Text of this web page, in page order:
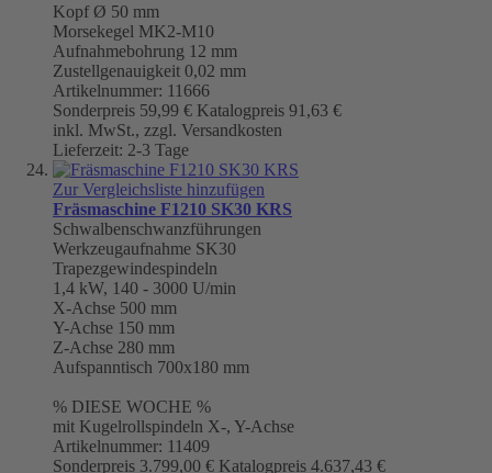
Kopf Ø 50 mm
Morsekegel MK2-M10
Aufnahmebohrung 12 mm
Zustellgenauigkeit 0,02 mm
Artikelnummer: 11666
Sonderpreis 59,99 € Katalogpreis 91,63 €
inkl. MwSt., zzgl. Versandkosten
Lieferzeit: 2-3 Tage
Zur Vergleichsliste hinzufügen
Fräsmaschine F1210 SK30 KRS
Schwalbenschwanzführungen
Werkzeugaufnahme SK30
Trapezgewindespindeln
1,4 kW, 140 - 3000 U/min
X-Achse 500 mm
Y-Achse 150 mm
Z-Achse 280 mm
Aufspanntisch 700x180 mm
% DIESE WOCHE %
mit Kugelrollspindeln X-, Y-Achse
Artikelnummer: 11409
Sonderpreis 3.799,00 € Katalogpreis 4.637,43 €